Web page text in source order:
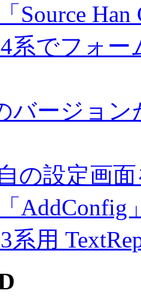
Source
系でフォ
バージョ
の設定画
AddConfig
系用